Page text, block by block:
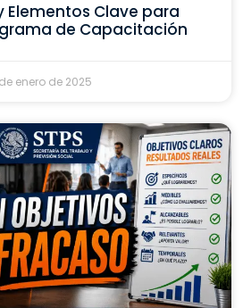
Elementos Clave para
de Capacitación
enero de 2025